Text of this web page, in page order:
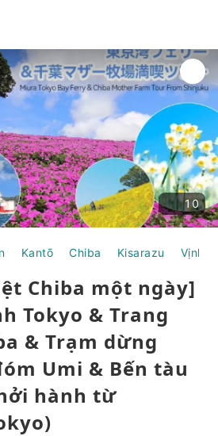
10
Kantō Chiba Kisarazu Vịnh
Chiba một ngày]
Tokyo & Trang
& Trạm dừng
Umi & Bến tàu
hành từ